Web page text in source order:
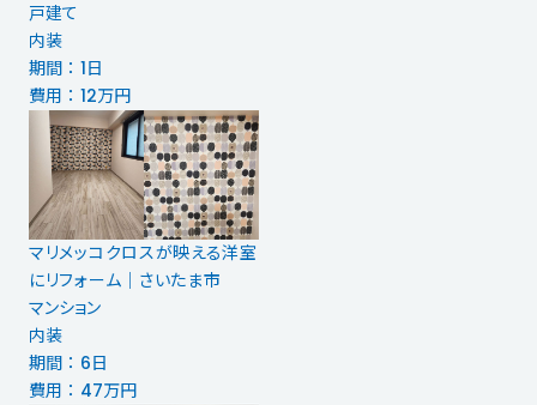
戸建て
内装
期間 ： 1日
費用 ： 12万円
マリメッコクロスが映える洋室
にリフォーム｜さいたま市
マンション
内装
期間 ： 6日
費用 ： 47万円